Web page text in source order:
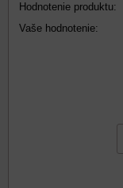
Hodnotenie produktu:
Vaše hodnotenie: